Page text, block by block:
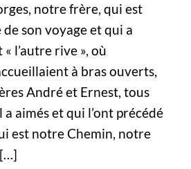
notre frère, qui est
son voyage et qui a
l’autre rive », où
à bras ouverts,
André et Ernest, tous
a aimés et qui l’ont précédé
est notre Chemin, notre